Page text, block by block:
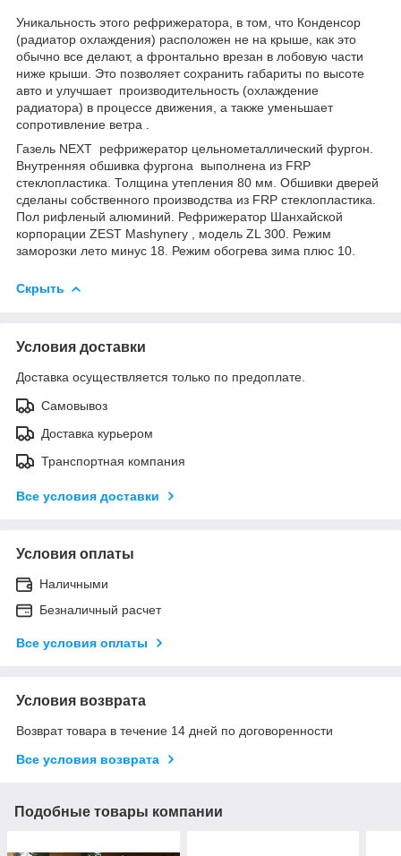
Уникальность этого рефрижератора, в том, что Конденсор
(радиатор охлаждения) расположен не на крыше, как это
обычно все делают, а фронтально врезан в лобовую части
ниже крыши. Это позволяет сохранить габариты по высоте
авто и улучшает производительность (охлаждение
радиатора) в процессе движения, а также уменьшает
сопротивление ветра .
Газель NEXT рефрижератор цельнометаллический фургон.
Внутренняя обшивка фургона выполнена из FRP
стеклопластика. Толщина утепления 80 мм. Обшивки дверей
сделаны собственного производства из FRP стеклопластика.
Пол рифленый алюминий. Рефрижератор Шанхайской
корпорации ZEST Mashynery , модель ZL 300. Режим
заморозки лето минус 18. Режим обогрева зима плюс 10.
Скрыть
Условия доставки
Доставка осуществляется только по предоплате.
Самовывоз
Доставка курьером
Транспортная компания
Все условия доставки
Условия оплаты
Наличными
Безналичный расчет
Все условия оплаты
Условия возврата
Возврат товара в течение 14 дней по договоренности
Все условия возврата
Подобные товары компании